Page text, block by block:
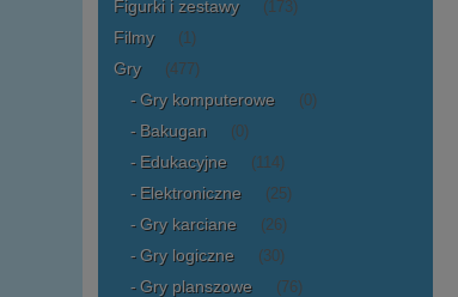
Figurki i zestawy (173)
Filmy (1)
Gry (477)
Gry komputerowe (0)
Bakugan (0)
Edukacyjne (114)
Elektroniczne (25)
Gry karciane (26)
Gry logiczne (30)
Gry planszowe (76)